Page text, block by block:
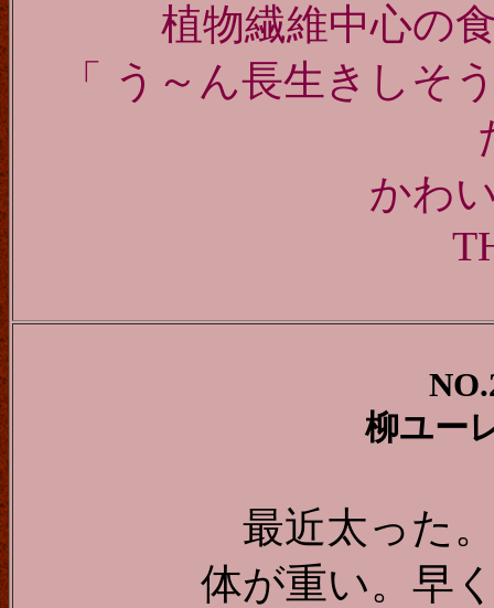
植物繊維中心の
「 う～ん長生きしそ
かわい
柳ユー
最近太った
体が重い。早